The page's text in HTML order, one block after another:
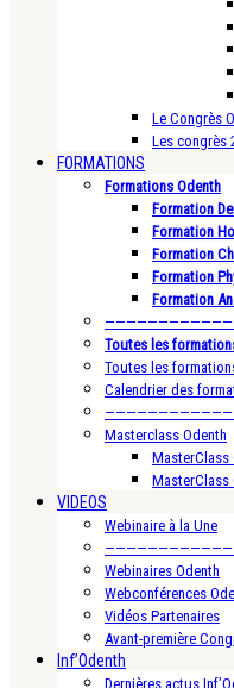
Le Congrès
Les congrès
FORMATIONS
Formations Odenth
Formation
Formation
Formation
Formation
Formation
Toutes les
Toutes les
Calendrier des
Masterclass Odenth
MasterClass
MasterClass
VIDEOS
Webinaire à la Une
Webinaires Odenth
Webconférences
Vidéos Partenaires
Avant-première
Inf’Odenth
Dernières actus